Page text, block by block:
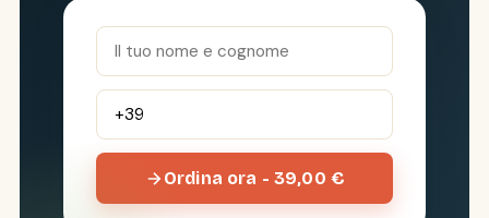
Ordina ora - 39,00 €